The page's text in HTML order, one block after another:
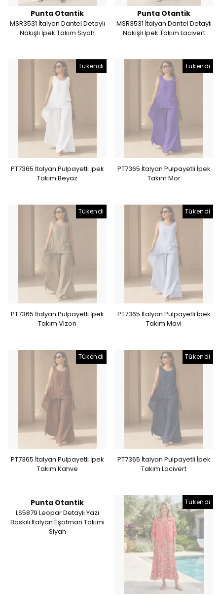
Punta Otantik
MSR3531 İtalyan Dantel Detaylı
Nakışlı İpek Takım Siyah
Punta Otantik
MSR3531 İtalyan Dantel Detaylı
Nakışlı İpek Takım Lacivert
Tükendi
PT7365 İtalyan Pulpayetli İpek
Takım Beyaz
Tükendi
PT7365 İtalyan Pulpayetli İpek
Takım Mor
Tükendi
PT7365 İtalyan Pulpayetli İpek
Takım Vizon
Tükendi
PT7365 İtalyan Pulpayetli İpek
Takım Mavi
Tükendi
PT7365 İtalyan Pulpayetli İpek
Takım Kahve
Tükendi
PT7365 İtalyan Pulpayetli İpek
Takım Lacivert
Punta Otantik
LS5879 Leopar Detaylı Yazı
Baskılı İtalyan Eşofman Takımı
Siyah
Tükendi